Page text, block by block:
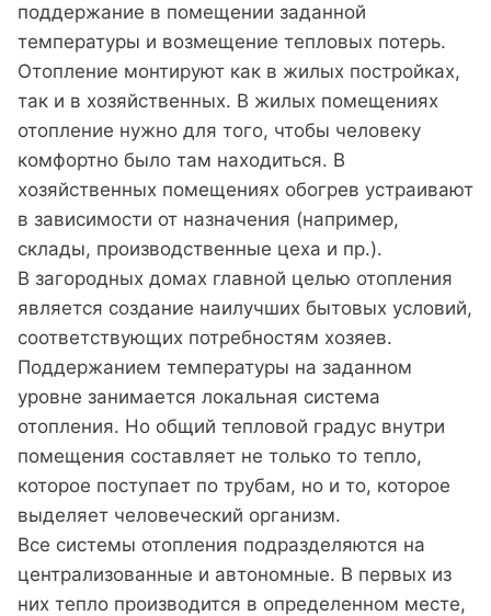
поддержание в помещении заданной
температуры и возмещение тепловых потерь.
Отопление монтируют как в жилых постройках,
так и в хозяйственных. В жилых помещениях
отопление нужно для того, чтобы человеку
комфортно было там находиться. В
хозяйственных помещениях обогрев устраивают
в зависимости от назначения (например,
склады, производственные цеха и пр.).
В загородных домах главной целью отопления
является создание наилучших бытовых условий,
соответствующих потребностям хозяев.
Поддержанием температуры на заданном
уровне занимается локальная система
отопления. Но общий тепловой градус внутри
помещения составляет не только то тепло,
которое поступает по трубам, но и то, которое
выделяет человеческий организм.
Все системы отопления подразделяются на
централизованные и автономные. В первых из
них тепло производится в определенном месте,